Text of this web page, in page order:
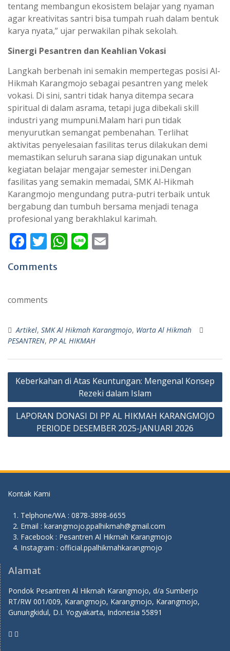
tentang membangun ekosistem belajar yang nyaman
agar kreativitas santri bisa tumpah ruah dalam bentuk
karya nyata,” ujar perwakilan pihak sekolah.
Sinergi Pesantren dan Keahlian Vokasi
Langkah berbenah ini semakin mempertegas posisi Al-
Hikmah Karangmojo sebagai pesantren yang melek
vokasi. Di sini, santri tidak hanya ditempa secara
spiritual di dalam asrama, tetapi juga dibekali skill
industri yang mumpuni.Malam hari pun tidak
menyurutkan semangat pembenahan. Terlihat
aktivitas penyelesaian fasilitas terus dilakukan demi
memastikan seluruh sarana siap digunakan untuk
kegiatan belajar mengajar semester ini.Dengan
fasilitas yang semakin memadai, SMK Al-Hikmah
Karangmojo mengundang putra-putri terbaik untuk
bergabung dan tumbuh bersama menjadi tenaga
profesional yang berakhlakul karimah.
F
e
o
o
k
T
w
itt
W
p
p
Li
Comments
comments
Artikel, SMK Al Hikmah Karangmojo, Warta Al Hikmah
PESANTREN, PP AL HIKMAH
Post
Keberkahan di Atas Keuntungan: Mengenal Konsep
Rezeki dalam Islam
LAPORAN DONASI DI PP AL HIKMAH KARANGMOJO
PERIODE DESEMBER 2025-JANUARI 2026
Kontak Kami
Telphone/WA : 0878-3898-6655
Email : karangmojo.ppalhikmah@gmail.com
Facebook : Pesantren Al Hikmah Karangmojo
Instagram : official.ppalhikmahkarangmojo
Alamat
Pondok Pesantren Al Hikmah Karangmojo, d/a Sumberjo
RT/RW 001/009, Karangmojo, Karangmojo, Karangmojo,
Gunungkidul, D.I. Yogyakarta, Indonesia 55891